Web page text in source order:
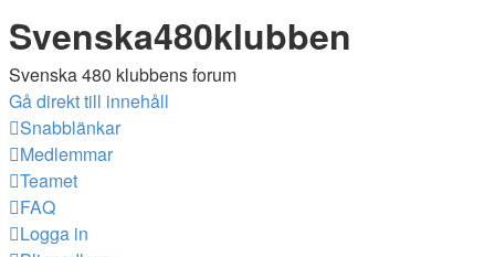
Svenska480klubben
Svenska 480 klubbens forum
Gå direkt till innehåll
Snabblänkar
Medlemmar
Teamet
FAQ
Logga in